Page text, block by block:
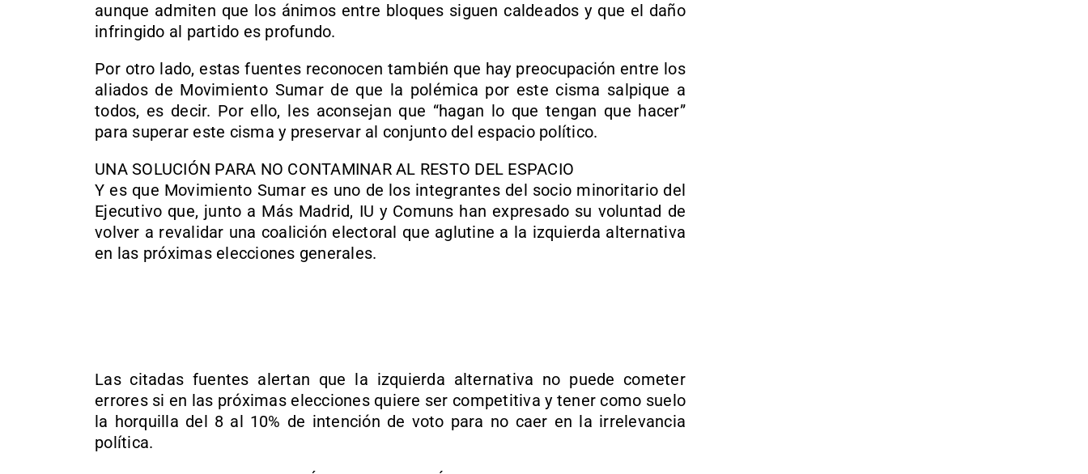
aunque admiten que los ánimos entre bloques siguen caldeados y que el daño
infringido al partido es profundo.
Por otro lado, estas fuentes reconocen también que hay preocupación entre los
aliados de Movimiento Sumar de que la polémica por este cisma salpique a
todos, es decir. Por ello, les aconsejan que “hagan lo que tengan que hacer”
para superar este cisma y preservar al conjunto del espacio político.
UNA SOLUCIÓN PARA NO CONTAMINAR AL RESTO DEL ESPACIO
Y es que Movimiento Sumar es uno de los integrantes del socio minoritario del
Ejecutivo que, junto a Más Madrid, IU y Comuns han expresado su voluntad de
volver a revalidar una coalición electoral que aglutine a la izquierda alternativa
en las próximas elecciones generales.
Las citadas fuentes alertan que la izquierda alternativa no puede cometer
errores si en las próximas elecciones quiere ser competitiva y tener como suelo
la horquilla del 8 al 10% de intención de voto para no caer en la irrelevancia
política.